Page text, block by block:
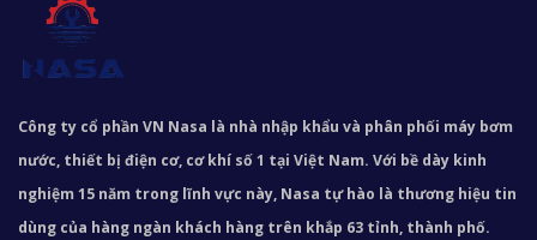
Công ty cổ phần VN Nasa là nhà nhập khẩu và phân phối máy bơm
nước, thiết bị điện cơ, cơ khí số 1 tại Việt Nam. Với bề dày kinh
nghiệm 15 năm trong lĩnh vực này, Nasa tự hào là thương hiệu tin
dùng của hàng ngàn khách hàng trên khắp 63 tỉnh, thành phố.